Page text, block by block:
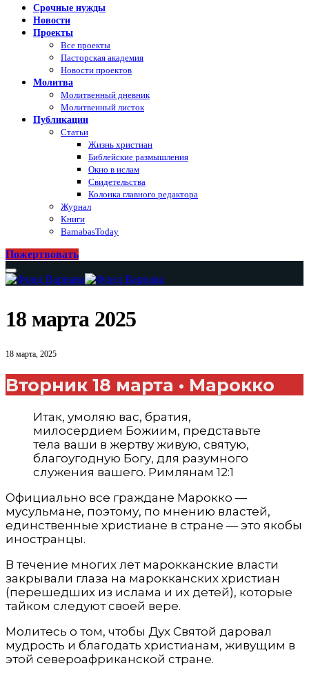
Срочные нужды
Новости
Проекты
Все проекты
Пасторская академия
Новости проектов
Молитва
Молитвенный дневник
Молитвенный листок
Публикации
Статьи
Жизнь христиан
Библейские размышления
Окно в ислам
Свидетельства
Колонка главного редактора
Журнал
Книги
BarnabasToday
Пожертвовать
18 марта 2025
18 марта, 2025
Вторник 18 марта • Марокко
Итак, умоляю вас, братия,
милосердием Божиим, представьте
тела ваши в жертву живую, святую,
благоугодную Богу, для разумного
служения вашего. Римлянам 12:1
Официально все граждане Марокко —
мусульмане, поэтому, по мнению властей,
единственные христиане в стране — это якобы
иностранцы.
В течение многих лет марокканские власти
закрывали глаза на марокканских христиан
(перешедших из ислама и их детей), которые
тайком следуют своей вере.
Молитесь о том, чтобы Дух Святой даровал
мудрость и благодать христианам, живущим в
этой североафриканской стране.